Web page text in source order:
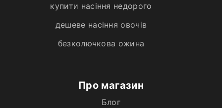
купити насіння недорого
дешеве насіння овочів
безколючкова ожина
Про магазин
Блог